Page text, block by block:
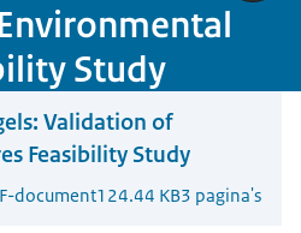
Study
Validation of
Feasibility Study
document124.44 KB3 pagina's